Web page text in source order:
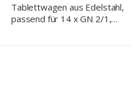
Tablettwagen aus Edelstahl,
passend für 14 x GN 2/1,